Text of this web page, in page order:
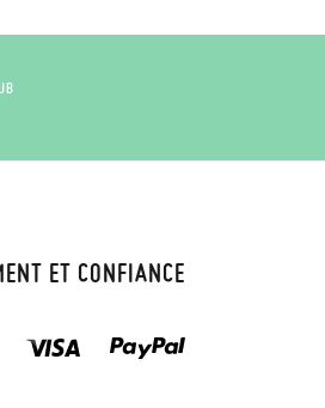
ET CONFIANCE